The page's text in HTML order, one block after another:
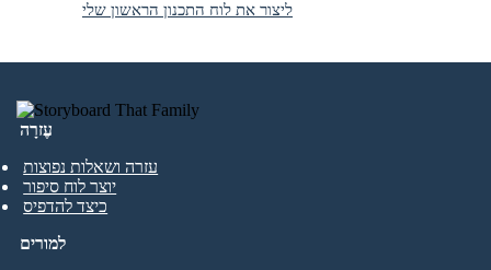
ליצור את לוח התכנון הראשון שלי
עֶזרָה
עזרה ושאלות נפוצות
יוצר לוח סיפור
כיצד להדפיס
למורים